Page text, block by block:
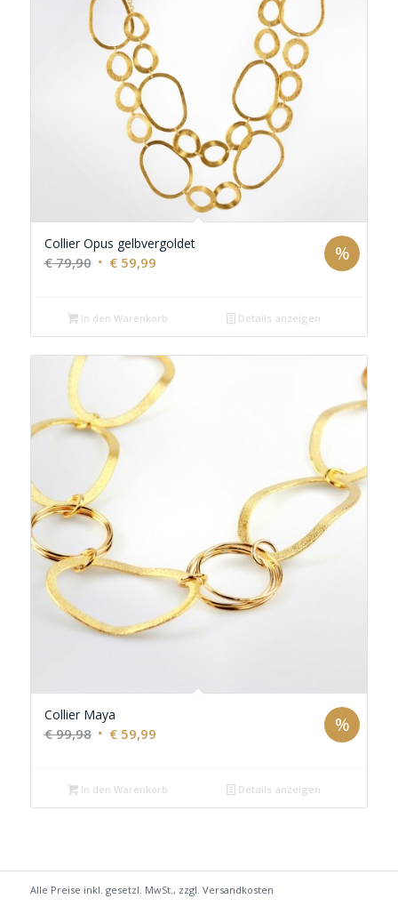
Collier Opus gelbvergoldet
€79,90 Ursprünglicher
€ 79,90
€59,99Aktueller
€ 59,99.
%
In den Warenkorb Details anzeigen
Collier Maya
€99,98 Ursprünglicher
€ 99,98
€59,99Aktueller
€ 59,99.
%
In den Warenkorb Details anzeigen
Alle Preise inkl. gesetzl. MwSt., zzgl. Versandkosten